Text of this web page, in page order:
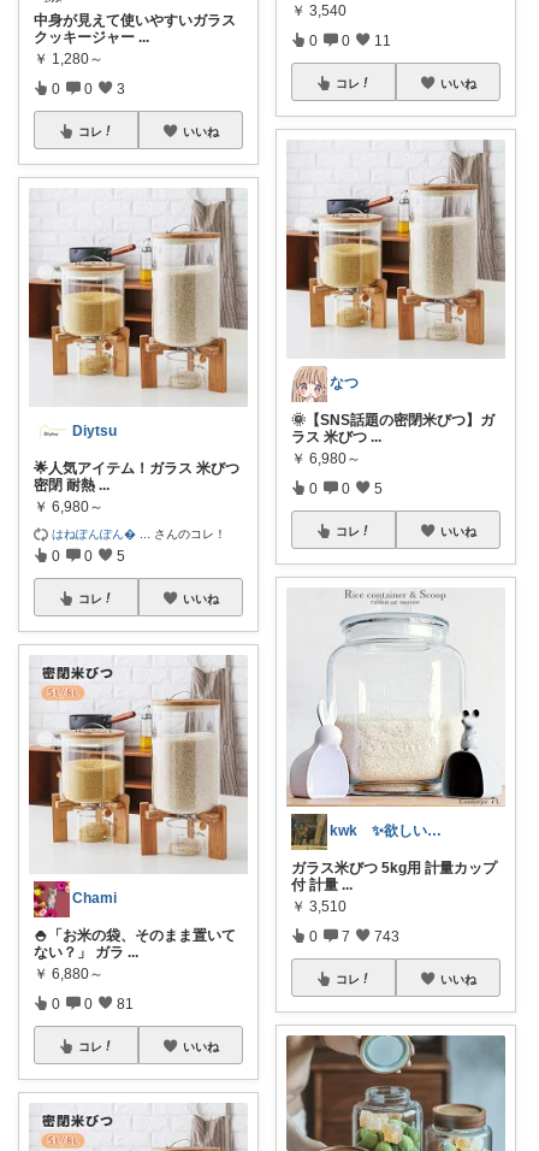
中身が見えて使いやすいガラス
クッキージャー ...
￥ 1,280～
0 0 3
コレ いいね
Diytsu
🌟人気アイテム！ガラス 米びつ
密閉 耐熱 ...
￥ 6,980～
はねぽんぽん さんのコレ！
0 0 5
コレ いいね
Chami
🍚「お米の袋、そのまま置いて
ない？」 ガラ ...
￥ 6,880～
0 0 81
コレ いいね
￥ 3,540
0 0 11
コレ いいね
なつ
🌞【SNS話題の密閉米びつ】ガ
ラス 米びつ ...
￥ 6,980～
0 0 5
コレ いいね
kwk ✨欲しいもんいっぱい
ガラス米びつ 5kg用 計量カップ
付 計量 ...
￥ 3,510
0 7 743
コレ いいね